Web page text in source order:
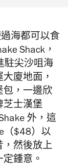
海都可以食
Shack，
駐尖沙咀海
廈地面，
包，一邊欣
芝士漢堡
外，這
（$48）以
，然後放上
鍾意。